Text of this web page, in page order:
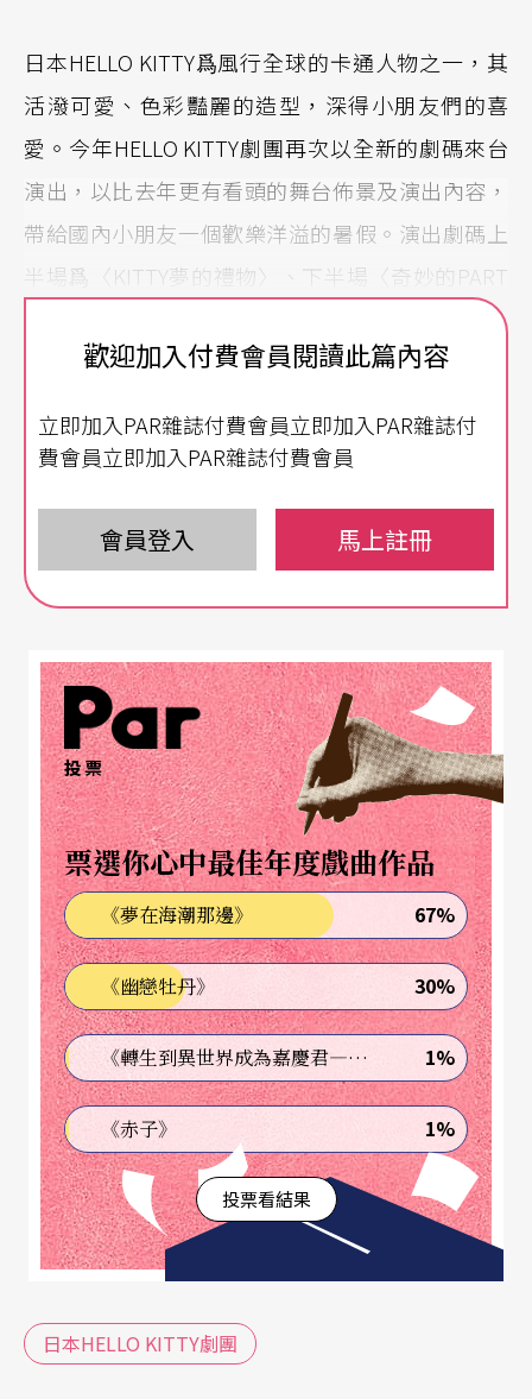
日本HELLO KITTY爲風行全球的卡通人物之一，其
活潑可愛、色彩豔麗的造型，深得小朋友們的喜
愛。今年HELLO KITTY劇團再次以全新的劇碼來台
演出，以比去年更有看頭的舞台佈景及演出內容，
帶給國內小朋友一個歡樂洋溢的暑假。演出劇碼上
半場爲〈KITTY夢的禮物〉、下半場〈奇妙的PART
Y〉，由KITTY貓帶領衆當家玩偶領銜演出。中文配
音，並有大型百老匯歌舞表演及遊戲帶動唱，家長
歡迎加入付費會員閱讀此篇內容
立即加入PAR雜誌付費會員立即加入PAR雜誌付
費會員立即加入PAR雜誌付費會員
會員登入 馬上註冊
投票
票選你心中最佳年度戲曲作品
《夢在海潮那邊》 67%
《幽戀牡丹》 30%
《轉生到異世界成為嘉慶君—發現我的祖先是詐騙集團!?》 1%
《赤子》 1%
投票看結果
日本HELLO KITTY劇團